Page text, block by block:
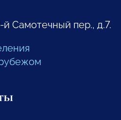
й Самотечный пер., д.7.